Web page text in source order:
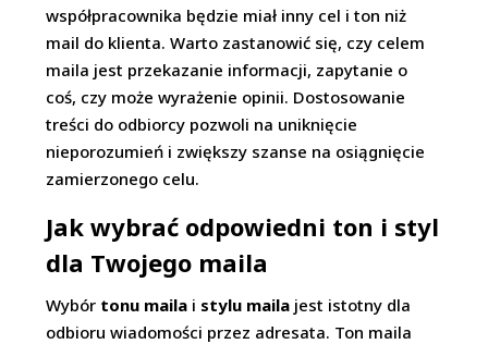
współpracownika będzie miał inny cel i ton niż
mail do klienta. Warto zastanowić się, czy celem
maila jest przekazanie informacji, zapytanie o
coś, czy może wyrażenie opinii. Dostosowanie
treści do odbiorcy pozwoli na uniknięcie
nieporozumień i zwiększy szanse na osiągnięcie
zamierzonego celu.
Jak wybrać odpowiedni ton i styl
dla Twojego maila
Wybór tonu maila i stylu maila jest istotny dla
odbioru wiadomości przez adresata. Ton maila